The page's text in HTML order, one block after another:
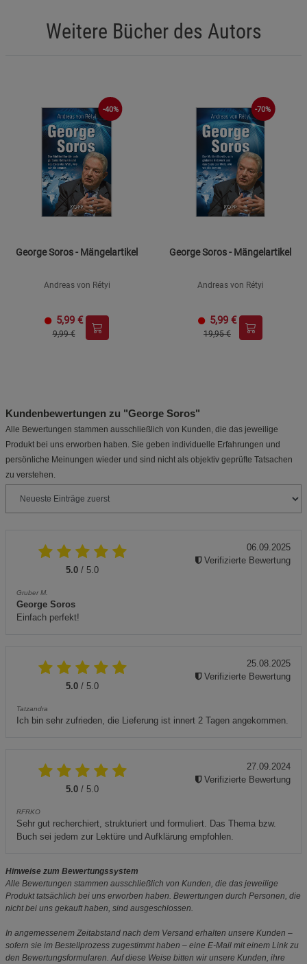
Weitere Bücher des Autors
-40%
George Soros - Mängelartikel
Andreas von Rétyi
5,99 €
9,99 €
-70%
George Soros - Mängelartikel
Andreas von Rétyi
5,99 €
19,95 €
Kundenbewertungen zu "George Soros"
Alle Bewertungen stammen ausschließlich von Kunden, die das jeweilige
Produkt bei uns erworben haben. Sie geben individuelle Erfahrungen und
persönliche Meinungen wieder und sind nicht als objektiv geprüfte Tatsachen
zu verstehen.
5.0 / 5.0
Gruber M.
George Soros
Einfach perfekt!
06.09.2025
Verifizierte Bewertung
5.0 / 5.0
Tatzandra
Ich bin sehr zufrieden, die Lieferung ist innert 2 Tagen angekommen.
25.08.2025
Verifizierte Bewertung
5.0 / 5.0
RFRKO
Sehr gut recherchiert, strukturiert und formuliert. Das Thema bzw.
Buch sei jedem zur Lektüre und Aufklärung empfohlen.
27.09.2024
Verifizierte Bewertung
Hinweise zum Bewertungssystem
Alle Bewertungen stammen ausschließlich von Kunden, die das jeweilige
Produkt tatsächlich bei uns erworben haben. Bewertungen durch Personen, die
nicht bei uns gekauft haben, sind ausgeschlossen.
In angemessenem Zeitabstand nach dem Versand erhalten unsere Kunden –
sofern sie im Bestellprozess zugestimmt haben – eine E-Mail mit einem Link zu
den Bewertungsformularen. Auf diese Weise bitten wir unsere Kunden, ihre